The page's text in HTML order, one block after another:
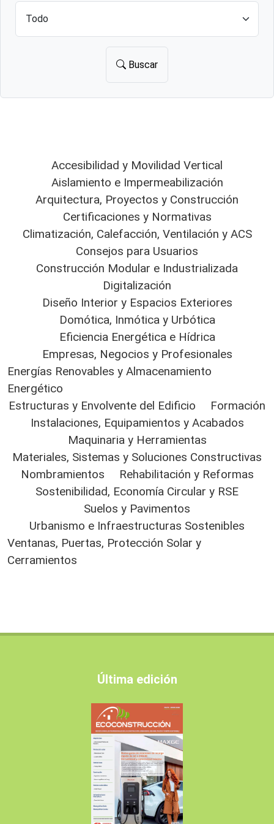
Buscar
Accesibilidad y Movilidad Vertical
Aislamiento e Impermeabilización
Arquitectura, Proyectos y Construcción
Certificaciones y Normativas
Climatización, Calefacción, Ventilación y ACS
Consejos para Usuarios
Construcción Modular e Industrializada
Digitalización
Diseño Interior y Espacios Exteriores
Domótica, Inmótica y Urbótica
Eficiencia Energética e Hídrica
Empresas, Negocios y Profesionales
Energías Renovables y Almacenamiento
Energético
Estructuras y Envolvente del Edificio
Formación
Instalaciones, Equipamientos y Acabados
Maquinaria y Herramientas
Materiales, Sistemas y Soluciones Constructivas
Nombramientos
Rehabilitación y Reformas
Sostenibilidad, Economía Circular y RSE
Suelos y Pavimentos
Urbanismo e Infraestructuras Sostenibles
Ventanas, Puertas, Protección Solar y
Cerramientos
Última edición